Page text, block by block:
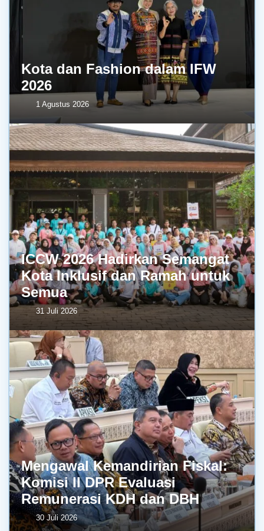
Kota dan Fashion dalam IFW
2026
1 Agustus 2026
ICCW 2026 Hadirkan Semangat
Kota Inklusif dan Ramah untuk
Semua
31 Juli 2026
Mengawal Kemandirian Fiskal:
Komisi II DPR Evaluasi
Remunerasi KDH dan DBH
30 Juli 2026